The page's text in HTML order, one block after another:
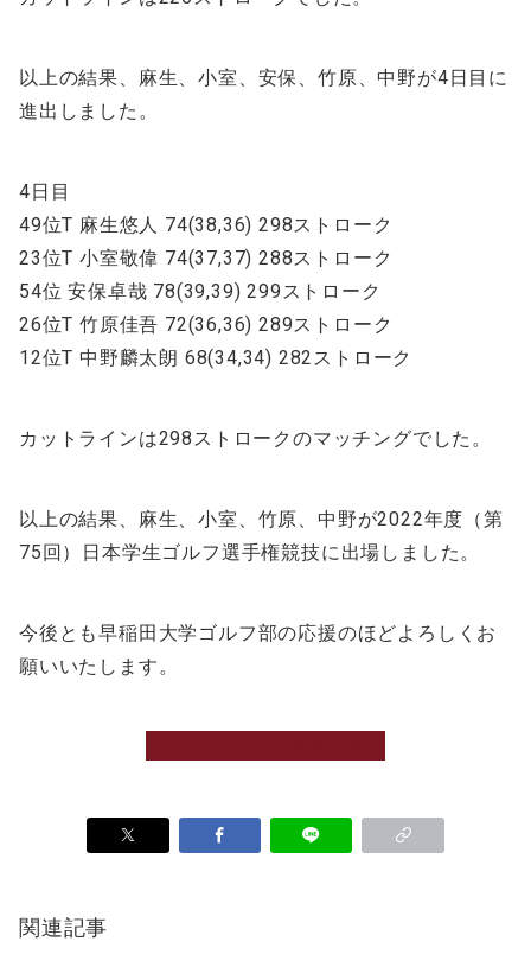
以上の結果、麻生、小室、安保、竹原、中野が4日目に
進出しました。
4日目
49位T 麻生悠人 74(38,36) 298ストローク
23位T 小室敬偉 74(37,37) 288ストローク
54位 安保卓哉 78(39,39) 299ストローク
26位T 竹原佳吾 72(36,36) 289ストローク
12位T 中野麟太朗 68(34,34) 282ストローク
カットラインは298ストロークのマッチングでした。
以上の結果、麻生、小室、竹原、中野が2022年度（第
75回）日本学生ゴルフ選手権競技に出場しました。
今後とも早稲田大学ゴルフ部の応援のほどよろしくお
願いいたします。
関連記事